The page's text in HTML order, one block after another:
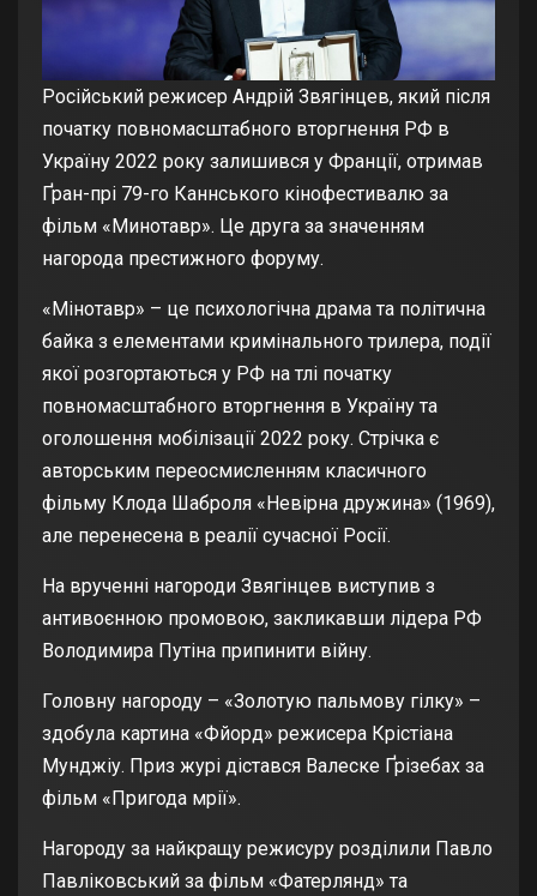
Російський режисер Андрій Звягінцев, який після
початку повномасштабного вторгнення РФ в
Україну 2022 року залишився у Франції, отримав
Ґран-прі 79-го Каннського кінофестивалю за
фільм «Минотавр». Це друга за значенням
нагорода престижного форуму.
«Мінотавр» – це психологічна драма та політична
байка з елементами кримінального трилера, події
якої розгортаються у РФ на тлі початку
повномасштабного вторгнення в Україну та
оголошення мобілізації 2022 року. Стрічка є
авторським переосмисленням класичного
фільму Клода Шаброля «Невірна дружина» (1969),
але перенесена в реалії сучасної Росії.
На врученні нагороди Звягінцев виступив з
антивоєнною промовою, закликавши лідера РФ
Володимира Путіна припинити війну.
Головну нагороду – «Золотую пальмову гілку» –
здобула картина «Фйорд» режисера Крістіана
Мунджіу. Приз журі дістався Валеске Ґрізебах за
фільм «Пригода мрії».
Нагороду за найкращу режисуру розділили Павло
Павліковський за фільм «Фатерлянд» та